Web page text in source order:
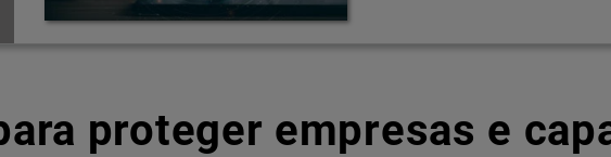
proteger empresas e